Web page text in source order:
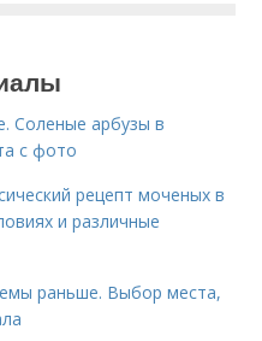
Соленые арбузы в
с фото
рецепт моченых в
и различные
раньше. Выбор места,